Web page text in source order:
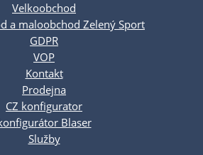
Velkoobchod
a maloobchod Zelený Sport
GDPR
VOP
Kontakt
Prodejna
CZ konfigurator
Blaser
Služby